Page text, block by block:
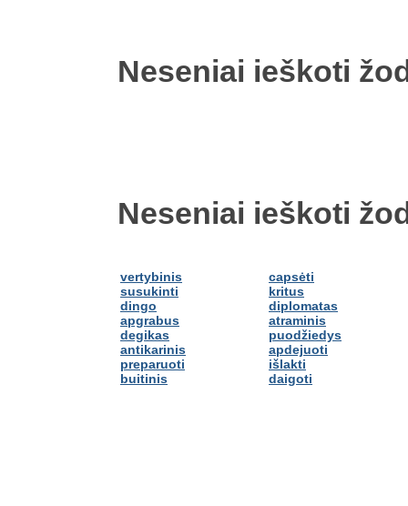
Neseniai ieškoti
Neseniai ieškoti
vertybinis
susukinti
dingo
apgrabus
degikas
antikarinis
preparuoti
buitinis
capsėti
kritus
diplomatas
atraminis
puodžiedys
apdejuoti
išlakti
daigoti